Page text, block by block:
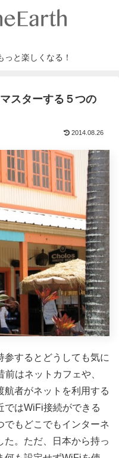
と楽しくなる！
スターする５つの
2014.08.26
参するとどうしても気に
はネットカフェや、
航者がネットを利用する
ではWiFi接続ができる
でもどこでもインターネ
た。ただ、日本から持っ